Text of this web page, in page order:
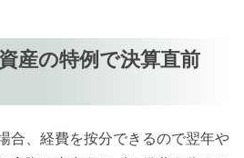
産の特例で決算直前
合、経費を按分できるので翌年や